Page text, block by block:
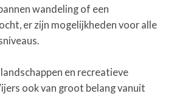
wandeling of een
er zijn mogelijkheden voor alle
en recreatieve
ook van groot belang vanuit